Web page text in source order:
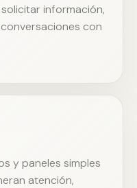
información,
con
y paneles simples
atención,